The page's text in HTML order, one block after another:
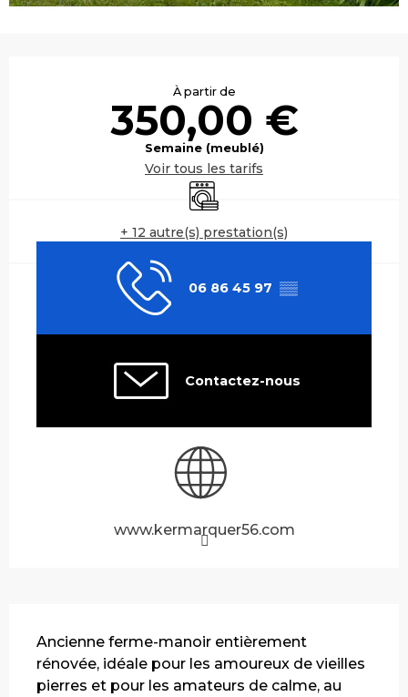
À partir de
350,00 €
Semaine (meublé)
Voir tous les tarifs
Lave linge
+ 12 autre(s) prestation(s)
06 86 45 97 ▒▒
Contactez-nous
www.kermarquer56.com
Ancienne ferme-manoir entièrement
rénovée, idéale pour les amoureux de vieilles
pierres et pour les amateurs de calme, au